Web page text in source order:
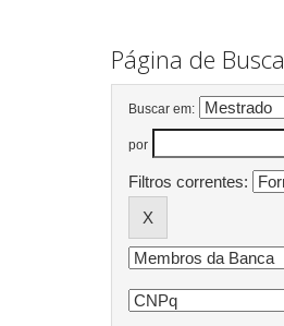
Página de Busca
Buscar em:
por
Filtros correntes: